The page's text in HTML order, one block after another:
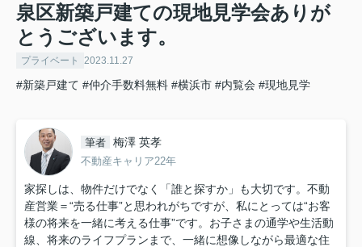
泉区新築戸建ての現地見学会ありが
とうございます。
プライベート 2023.11.27
#新築戸建て #仲介手数料無料 #横浜市 #内覧会 #現地見学
筆者 梅澤 英孝
不動産キャリア22年
家探しは、物件だけでなく「誰と探すか」も大切です。不動
産営業＝“売る仕事”と思われがちですが、私にとっては“お客
様の将来を一緒に考える仕事”です。お子さまの通学や生活動
線、将来のライフプランまで、一緒に想像しながら最適な住